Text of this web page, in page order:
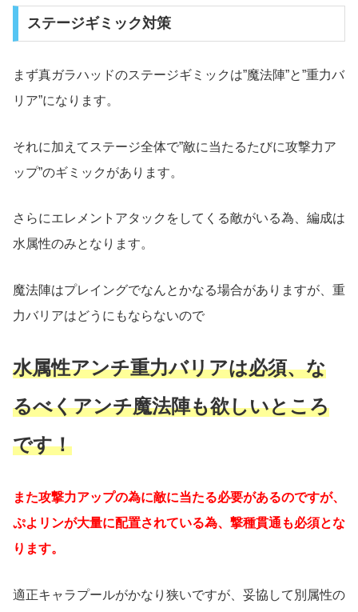
ステージギミック対策
まず真ガラハッドのステージギミックは”魔法陣”と”重力バ
リア”になります。
それに加えてステージ全体で”敵に当たるたびに攻撃力ア
ップ”のギミックがあります。
さらにエレメントアタックをしてくる敵がいる為、編成は
水属性のみとなります。
魔法陣はプレイングでなんとかなる場合がありますが、重
力バリアはどうにもならないので
水属性アンチ重力バリアは必須、な
るべくアンチ魔法陣も欲しいところ
です！
また攻撃力アップの為に敵に当たる必要があるのですが、
ぷよリンが大量に配置されている為、撃種貫通も必須とな
ります。
適正キャラプールがかなり狭いですが、妥協して別属性の